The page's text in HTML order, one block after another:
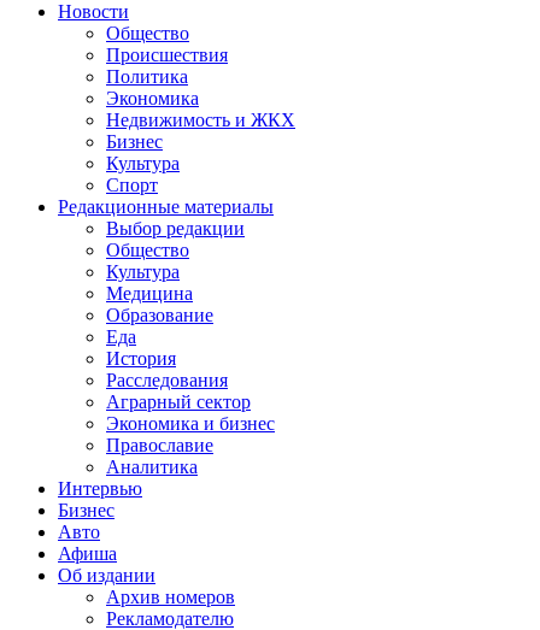
Новости
Общество
Происшествия
Политика
Экономика
Недвижимость и ЖКХ
Бизнес
Культура
Спорт
Редакционные материалы
Выбор редакции
Общество
Культура
Медицина
Образование
Еда
История
Расследования
Аграрный сектор
Экономика и бизнес
Православие
Аналитика
Интервью
Бизнес
Авто
Афиша
Об издании
Архив номеров
Рекламодателю